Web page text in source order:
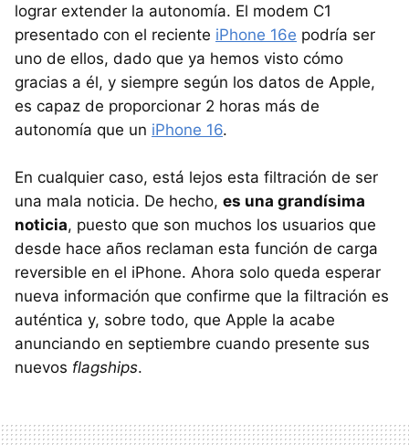
lograr extender la autonomía. El modem C1
presentado con el reciente iPhone 16e podría ser
uno de ellos, dado que ya hemos visto cómo
gracias a él, y siempre según los datos de Apple,
es capaz de proporcionar 2 horas más de
autonomía que un iPhone 16.
En cualquier caso, está lejos esta filtración de ser
una mala noticia. De hecho, es una grandísima
noticia, puesto que son muchos los usuarios que
desde hace años reclaman esta función de carga
reversible en el iPhone. Ahora solo queda esperar
nueva información que confirme que la filtración es
auténtica y, sobre todo, que Apple la acabe
anunciando en septiembre cuando presente sus
nuevos flagships.